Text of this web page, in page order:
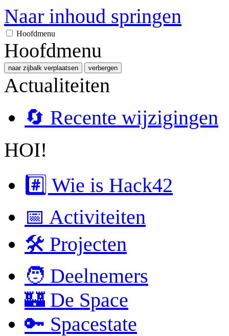
Naar inhoud springen
Hoofdmenu
Hoofdmenu
naar zijbalk verplaatsen verbergen
Actualiteiten
🔄 Recente wijzigingen
HOI!
#️⃣ Wie is Hack42
📅 Activiteiten
🛠 Projecten
🧑 Deelnemers
🏰 De Space
🔑 Spacestate